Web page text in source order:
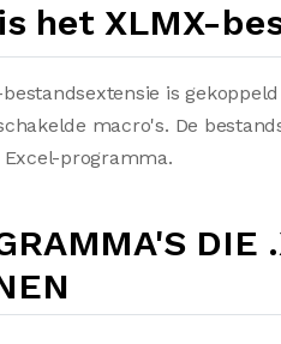
het XLMX-
bestandsextensie is
macro's. De
programma.
DIE